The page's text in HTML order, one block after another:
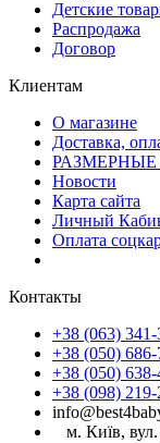
Детские
Распродажа
Договор
Клиентам
О магазине
Доставка,
РАЗМЕРНЫЕ
Новости
Карта сайта
Личный
Оплата
Контакты
+38 (063)
+38 (050) 686-
+38 (050) 638-
+38 (098)
м. Київ,